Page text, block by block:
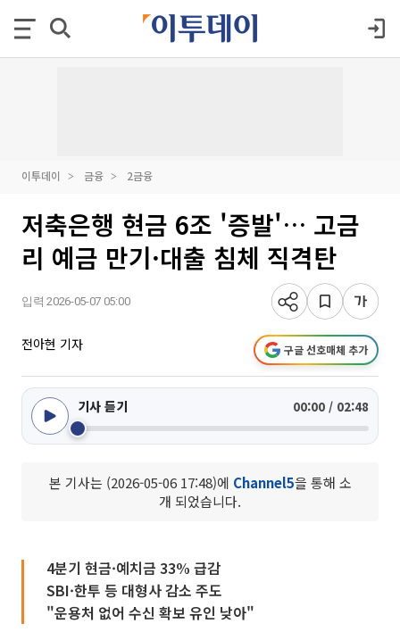
이투데이 금융 2금융
저축은행 현금 6조 '증발'… 고금
리 예금 만기·대출 침체 직격탄
입력 2026-05-07 05:00
전아현 기자 구글 선호매체 추가
기사 듣기 00:00 / 02:48
본 기사는 (2026-05-06 17:48)에 Channel5을 통해 소
개 되었습니다.
4분기 현금·예치금 33% 급감
SBI·한투 등 대형사 감소 주도
"운용처 없어 수신 확보 유인 낮아"